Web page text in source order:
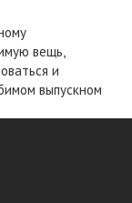
вещь,
и
выпускном